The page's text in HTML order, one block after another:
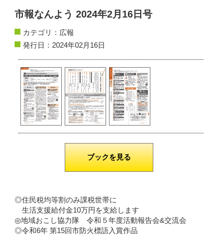
市報なんよう 2024年2月16日号
カテゴリ： 広報
発行日：2024年02月16日
ブックを見る
◎住民税均等割のみ課税世帯に
生活支援給付金10万円を支給します
◎地域おこし協力隊 令和５年度活動報告会&交流会
◎令和6年 第15回市防火標語入賞作品
個人情報保護方針
動作環境
リンク集